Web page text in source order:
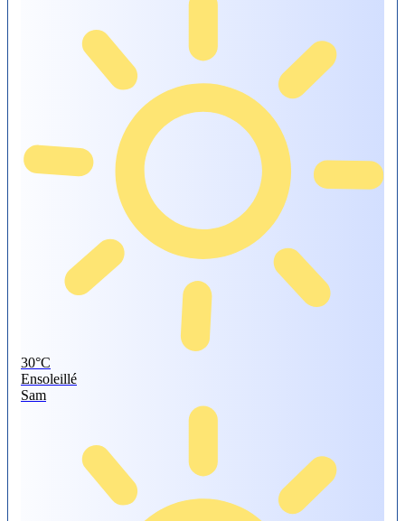
30°C
Ensoleillé
Sam